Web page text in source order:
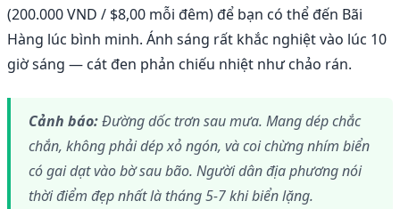
(200.000 VND / $8,00 mỗi đêm) để bạn có thể đến Bãi
Hàng lúc bình minh. Ánh sáng rất khắc nghiệt vào lúc 10
giờ sáng — cát đen phản chiếu nhiệt như chảo rán.
Cảnh báo:Đường dốc trơn sau mưa. Mang dép chắc
chắn, không phải dép xỏ ngón, và coi chừng nhím biển
có gai dạt vào bờ sau bão. Người dân địa phương nói
thời điểm đẹp nhất là tháng 5-7 khi biển lặng.